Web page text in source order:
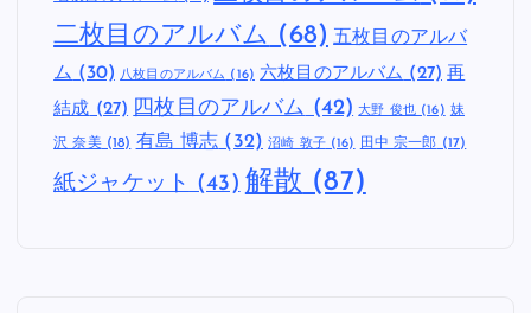
二枚目のアルバム (68) 五枚目のアルバ
ム (30) 八枚目のアルバム (16) 六枚目のアルバム (27) 再
結成 (27) 四枚目のアルバム (42) 大野 俊也(16) 妹
沢 奈美(18) 有島 博志 (32) 沼崎 敦子(16) 田中 宗一郎 (17)
紙ジャケット (43) 解散 (87)